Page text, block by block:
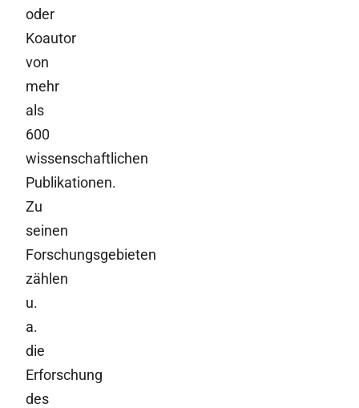
oder
Koautor
von
mehr
als
600
wissenschaftlichen
Publikationen.
Zu
seinen
Forschungsgebieten
zählen
u.
a.
die
Erforschung
des